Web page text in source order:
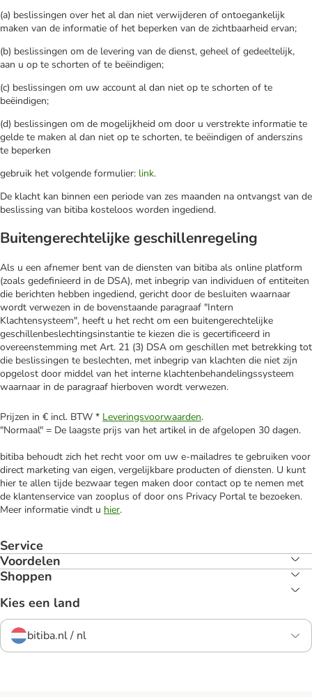
(a) beslissingen over het al dan niet verwijderen of ontoegankelijk
maken van de informatie of het beperken van de zichtbaarheid ervan;
(b) beslissingen om de levering van de dienst, geheel of gedeeltelijk,
aan u op te schorten of te beëindigen;
(c) beslissingen om uw account al dan niet op te schorten of te
beëindigen;
(d) beslissingen om de mogelijkheid om door u verstrekte informatie te
gelde te maken al dan niet op te schorten, te beëindigen of anderszins
te beperken
gebruik het volgende formulier: link.
De klacht kan binnen een periode van zes maanden na ontvangst van de
beslissing van bitiba kosteloos worden ingediend.
Buitengerechtelijke geschillenregeling
Als u een afnemer bent van de diensten van bitiba als online platform
(zoals gedefinieerd in de DSA), met inbegrip van individuen of entiteiten
die berichten hebben ingediend, gericht door de besluiten waarnaar
wordt verwezen in de bovenstaande paragraaf "Intern
Klachtensysteem", heeft u het recht om een buitengerechtelijke
geschillenbeslechtingsinstantie te kiezen die is gecertificeerd in
overeenstemming met Art. 21 (3) DSA om geschillen met betrekking tot
die beslissingen te beslechten, met inbegrip van klachten die niet zijn
opgelost door middel van het interne klachtenbehandelingssysteem
waarnaar in de paragraaf hierboven wordt verwezen.
Prijzen in € incl. BTW * Leveringsvoorwaarden.
"Normaal" = De laagste prijs van het artikel in de afgelopen 30 dagen.
bitiba behoudt zich het recht voor om uw e-mailadres te gebruiken voor
direct marketing van eigen, vergelijkbare producten of diensten. U kunt
hier te allen tijde bezwaar tegen maken door contact op te nemen met
de klantenservice van zooplus of door ons Privacy Portal te bezoeken.
Meer informatie vindt u hier.
Service
Voordelen
Shoppen
Kies een land
bitiba.nl / nl